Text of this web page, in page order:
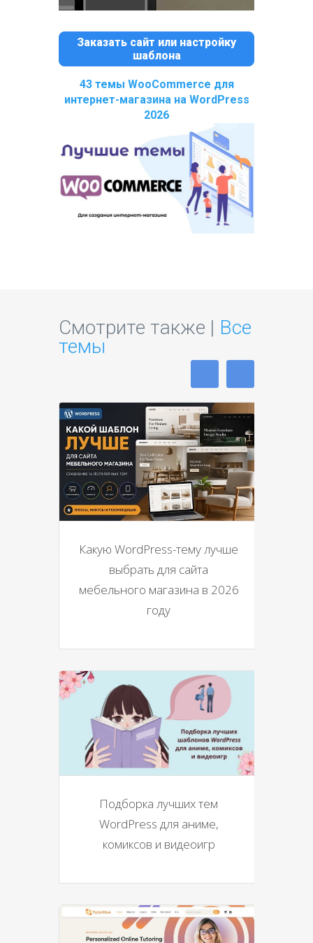
Заказать сайт или настройку
шаблона
43 темы WooCommerce для
интернет-магазина на WordPress
2026
Смотрите также | Все
темы
Какую WordPress-тему лучше
выбрать для сайта
мебельного магазина в 2026
году
Подборка лучших тем
WordPress для аниме,
комиксов и видеоигр